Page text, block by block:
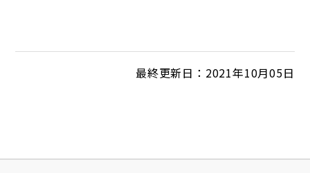
最終更新日：2021年10月05日